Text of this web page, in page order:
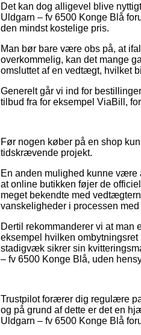
Det kan dog alligevel blive
Uldgarn – fv 6500 Konge Blå
den mindst kostelige pris.
Man bør bare være obs på, at
overkommelig, kan det mange
omsluttet af en vedtægt, hvilket
Generelt går vi ind for
tilbud fra for eksempel ViaBill,
Før nogen køber på en shop
tidskrævende projekt.
En anden mulighed kunne være
at online butikken føjer de
meget bekendte med
vanskeligheder i processen
Dertil rekommanderer vi at
eksempel hvilken
stadigvæk sikrer sin
– fv 6500 Konge Blå, uden
Trustpilot forærer dig regulære
og på grund af dette er det en
Uldgarn – fv 6500 Konge Blå